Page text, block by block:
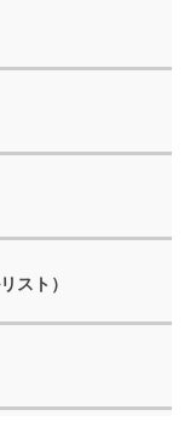
スト）